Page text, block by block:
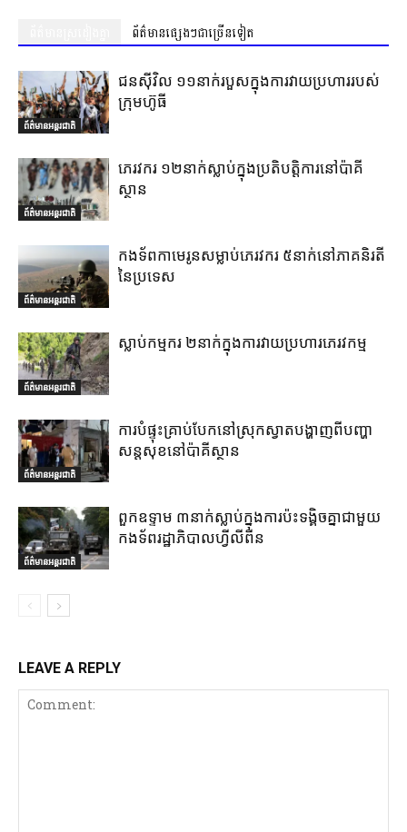
ព័ត៌មានផ្សេងៗជាច្រើនទៀត
ព័ត៌មានអន្តរជាតិ
ជនស៊ីវិល ១១នាក់របួសក្នុងការវាយប្រហាររបស់
ក្រុមហ៊ូធី
ព័ត៌មានអន្តរជាតិ
ភេរវករ ១២នាក់ស្លាប់ក្នុងប្រតិបត្តិការនៅប៉ាគី
ស្ថាន
ព័ត៌មានអន្តរជាតិ
កងទ័ពកាមេរូនសម្លាប់ភេរវករ ៥នាក់នៅភាគនិរតី
នៃប្រទេស
ព័ត៌មានអន្តរជាតិ
ស្លាប់កម្មករ ២នាក់ក្នុងការវាយប្រហារភេរវកម្ម
ព័ត៌មានអន្តរជាតិ
ការបំផ្ទុះគ្រាប់បែកនៅស្រុកស្វាតបង្ហាញពីបញ្ហា
សន្តសុខនៅប៉ាគីស្ថាន
ព័ត៌មានអន្តរជាតិ
ពួកឧទ្ទាម ៣នាក់ស្លាប់ក្នុងការប៉ះទង្គិចគ្នាជាមួយ
កងទ័ពរដ្ឋាភិបាលហ្វីលីពីន
LEAVE A REPLY